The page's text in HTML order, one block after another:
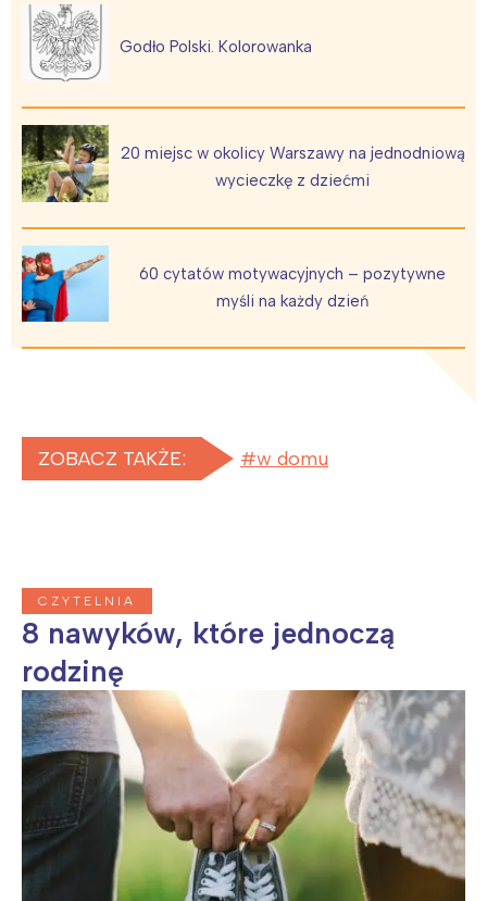
Godło Polski. Kolorowanka
20 miejsc w okolicy Warszawy na jednodniową
wycieczkę z dziećmi
60 cytatów motywacyjnych – pozytywne
myśli na każdy dzień
ZOBACZ TAKŻE: w domu
CZYTELNIA
8 nawyków, które jednoczą
rodzinę